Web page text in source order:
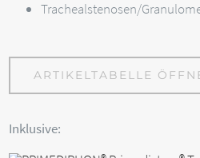
Trachealstenosen/
ARTIKELTABELLE
Inklusive: